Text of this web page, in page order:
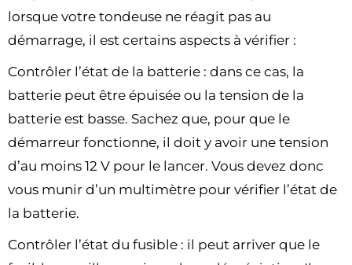
lorsque votre tondeuse ne réagit pas au
démarrage, il est certains aspects à vérifier :
Contrôler l’état de la batterie : dans ce cas, la
batterie peut être épuisée ou la tension de la
batterie est basse. Sachez que, pour que le
démarreur fonctionne, il doit y avoir une tension
d’au moins 12 V pour le lancer. Vous devez donc
vous munir d’un multimètre pour vérifier l’état de
la batterie.
Contrôler l’état du fusible : il peut arriver que le